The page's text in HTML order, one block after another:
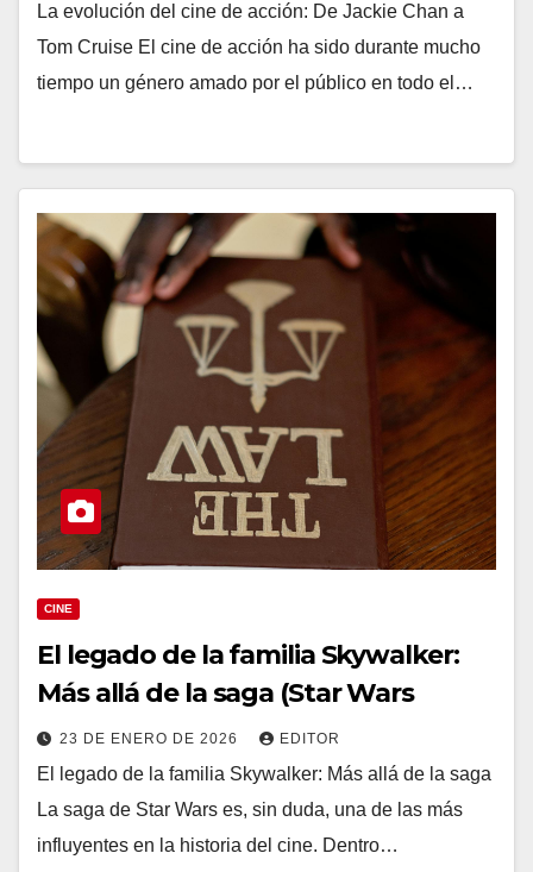
La evolución del cine de acción: De Jackie Chan a
Tom Cruise El cine de acción ha sido durante mucho
tiempo un género amado por el público en todo el…
CINE
El legado de la familia Skywalker:
Más allá de la saga (Star Wars
23 DE ENERO DE 2026 EDITOR
El legado de la familia Skywalker: Más allá de la saga
La saga de Star Wars es, sin duda, una de las más
influyentes en la historia del cine. Dentro…